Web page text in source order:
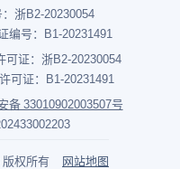
浙B2-20230054
编号：B1-20231491
证：浙B2-20230054
可证：B1-20231491
备 33010902003507号
权所有 网站地图